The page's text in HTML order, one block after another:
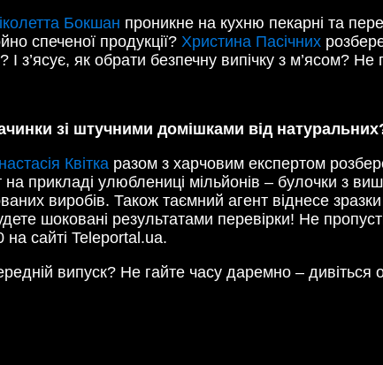
Бокшан проникне на кухню пекарні та
спеченої продукції? Христина Пасічних
з’ясує, як обрати безпечну випічку з м’ясом? Не
зі штучними домішками від
Квітка разом з харчовим експертом
прикладі улюблениці мільйонів – булочки з
виробів. Також таємний агент віднесе
шоковані результатами перевірки! Не
на сайті Teleportal.ua.
випуск? Не гайте часу даремно – дивіться